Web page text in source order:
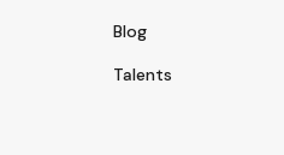
Blog
Talents